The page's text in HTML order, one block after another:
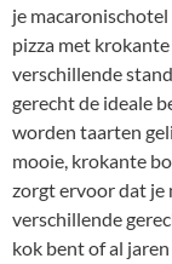
je
pizza met
verschillende
gerecht de ideale
worden taarten
mooie, krokante
zorgt ervoor dat je
verschillende
kok bent of al